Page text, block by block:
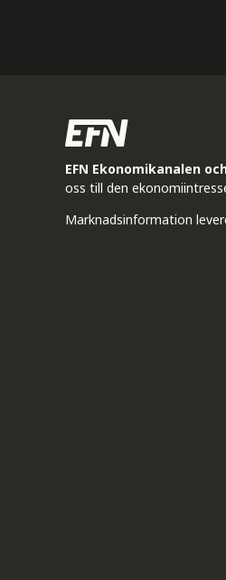
EFN Ekonomikanalen
oss till den
Marknadsinformation